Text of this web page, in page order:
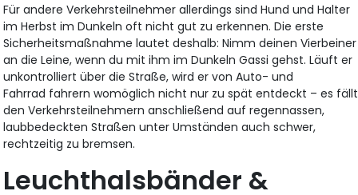
Für andere Verkehrsteilnehmer allerdings sind Hund und Halter
im Herbst im Dunkeln oft nicht gut zu erkennen. Die erste
Sicherheitsmaßnahme lautet deshalb: Nimm deinen Vierbeiner
an die Leine, wenn du mit ihm im Dunkeln Gassi gehst. Läuft er
unkontrolliert über die Straße, wird er von Auto- und
Fahrrad fahrern womöglich nicht nur zu spät entdeckt – es fällt
den Verkehrsteilnehmern anschließend auf regennassen,
laubbedeckten Straßen unter Umständen auch schwer,
rechtzeitig zu bremsen.
Leuchthalsbänder &